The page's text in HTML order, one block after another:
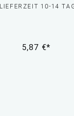
LIEFERZEIT 10-14
5,87 €*